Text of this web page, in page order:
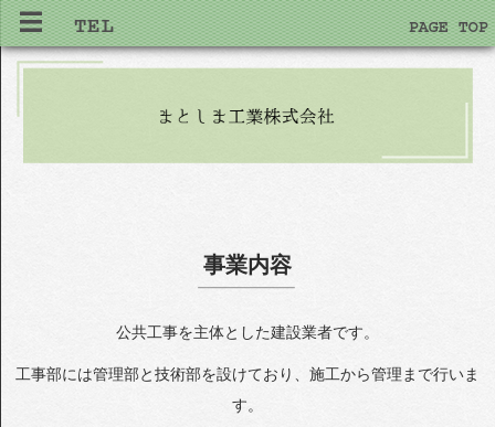
事業内容
公共工事を主体とした建設業者です。
工事部には管理部と技術部を設けており、施工から管理まで行いま
す。